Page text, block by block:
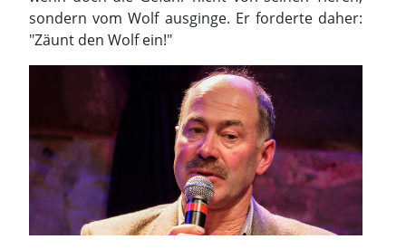
sondern vom Wolf ausginge. Er forderte daher:
"Zäunt den Wolf ein!"